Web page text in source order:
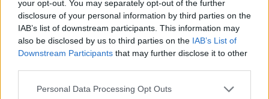
your opt-out. You may separately opt-out of the further
disclosure of your personal information by third parties on the
IAB’s list of downstream participants. This information may
also be disclosed by us to third parties on the IAB’s List of
Downstream Participants that may further disclose it to other
Personal Data Processing Opt Outs
Konstituimi i Kuvendit të
Kosovës, pritet zgjedhje e
kryetarit të Parlamentit!
Afat 60 ditë për
Detaje nga grabitja e
argjendarisë në
Paskuqan, autorët morën
florinj me vlerë 1.5 mln
lekë dhe shmangën akset
kryesore